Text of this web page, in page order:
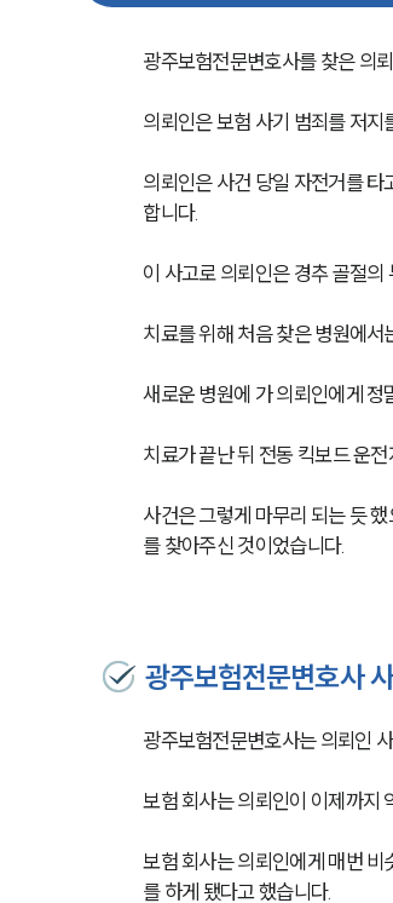
광주보험전문변호사를 찾은 의
의뢰인은 보험 사기 범죄를 저
의뢰인은 사건 당일 자전거를
합니다.
이 사고로 의뢰인은 경추 골절의
치료를 위해 처음 찾은 병원에
새로운 병원에 가 의뢰인에게 정
치료가 끝난 뒤 전동 킥보드 운
사건은 그렇게 마무리 되는 듯
를 찾아주신 것이었습니다.
광주보험전문변호사
광주보험전문변호사는 의뢰인
보험 회사는 의뢰인이 이제까지
보험 회사는 의뢰인에게 매번
를 하게 됐다고 했습니다.